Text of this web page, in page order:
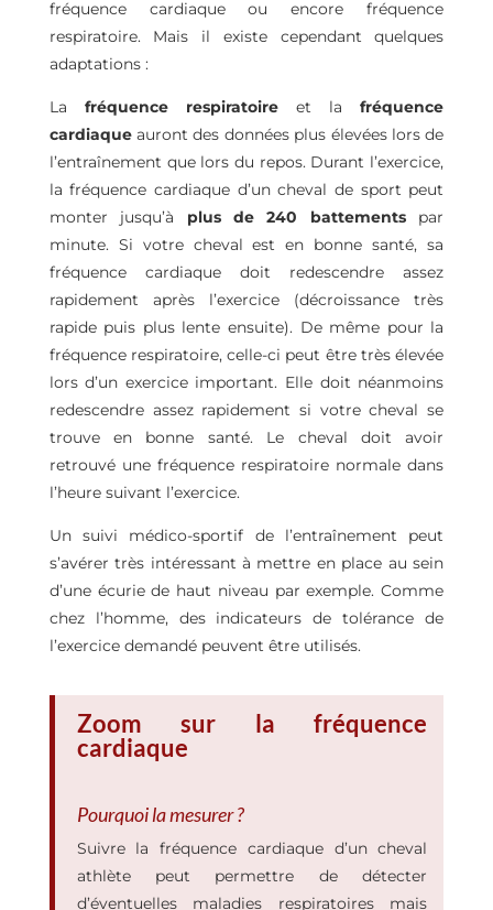
fréquence cardiaque ou encore fréquence
respiratoire. Mais il existe cependant quelques
adaptations :
La fréquence respiratoireet lafréquence
cardiaqueauront des données plus élevées lors de
l’entraînement que lors du repos. Durant l’exercice,
la fréquence cardiaque d’un cheval de sport peut
monter jusqu’à plus de 240 battementspar
minute. Si votre cheval est en bonne santé, sa
fréquence cardiaque doit redescendre assez
rapidement après l’exercice (décroissance très
rapide puis plus lente ensuite). De même pour la
fréquence respiratoire, celle-ci peut être très élevée
lors d’un exercice important. Elle doit néanmoins
redescendre assez rapidement si votre cheval se
trouve en bonne santé. Le cheval doit avoir
retrouvé une fréquence respiratoire normale dans
l’heure suivant l’exercice.
Unsuivi médico-sportif de l’entraînement peut
s’avérer très intéressant à mettre en place au sein
d’une écurie de haut niveau par exemple. Comme
chez l’homme, des indicateurs de tolérance de
l’exercice demandé peuvent être utilisés.
Zoom sur la fréquence
cardiaque
Pourquoi la mesurer ?
Suivre la fréquence cardiaque d’un cheval
athlète peut permettre de détecter
d’éventuelles maladies respiratoires mais